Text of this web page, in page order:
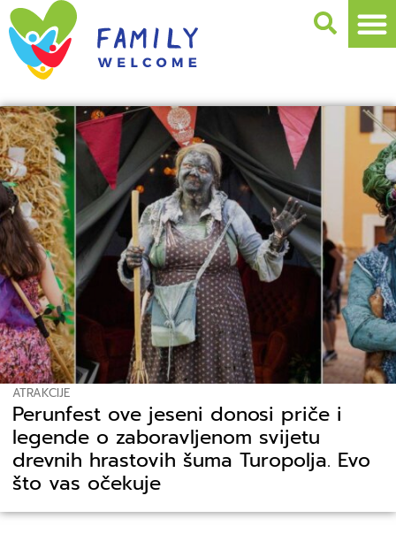
ATRAKCIJE
Perunfest ove jeseni donosi priče i
legende o zaboravljenom svijetu
drevnih hrastovih šuma Turopolja. Evo
što vas očekuje